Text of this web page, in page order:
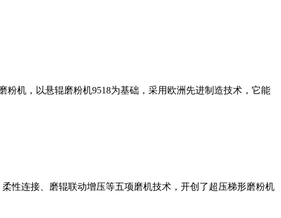
机，以悬辊磨粉机9518为基础，采用欧洲先进制造技术，它能
性连接、磨辊联动增压等五项磨机技术，开创了超压梯形磨粉机